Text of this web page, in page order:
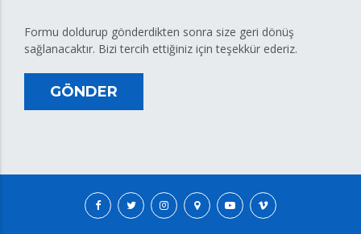
Formu doldurup gönderdikten sonra size geri dönüş
sağlanacaktır. Bizi tercih ettiğiniz için teşekkür ederiz.
GÖNDER